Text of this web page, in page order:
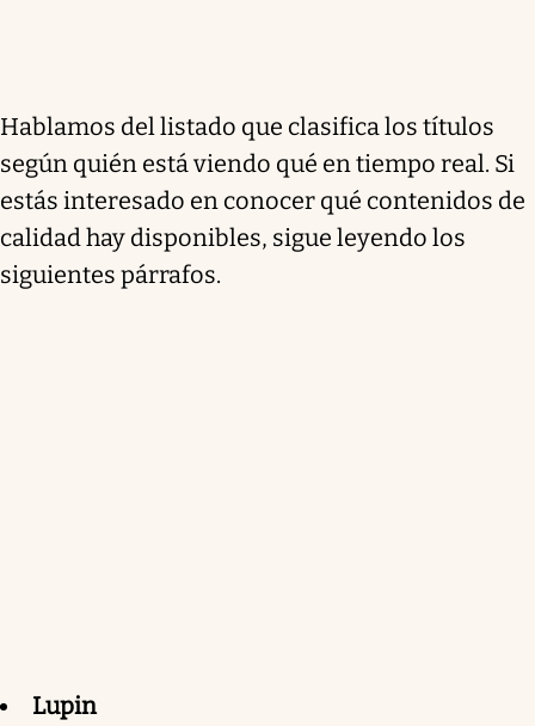
Hablamos del listado que clasifica los títulos
según quién está viendo qué en tiempo real. Si
estás interesado en conocer qué contenidos de
calidad hay disponibles, sigue leyendo los
siguientes párrafos.
Lupin